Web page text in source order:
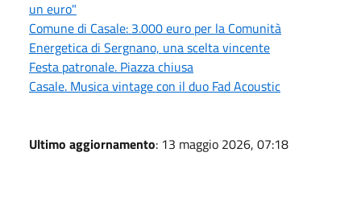
un euro"
Comune di Casale: 3.000 euro per la Comunità
Energetica di Sergnano, una scelta vincente
Festa patronale. Piazza chiusa
Casale. Musica vintage con il duo Fad Acoustic
Ultimo aggiornamento: 13 maggio 2026, 07:18